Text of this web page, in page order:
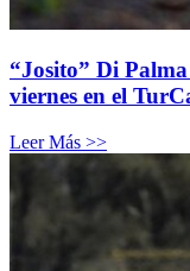
“Josito” Di
viernes en el
Leer Más >>